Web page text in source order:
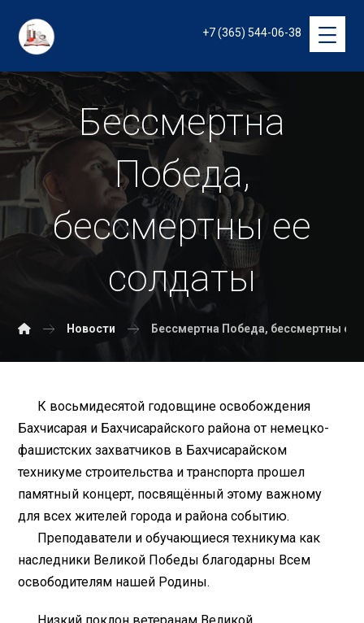
+7 (365) 544-06-38
Бессмертна
Победа,
бессмертны ее
солдаты
Новости Бессмертна Победа, бессмертны ее
К восьмидесятой годовщине освобождения
Бахчисарая и Бахчисарайского района от немецко-
фашистских захватчиков в Бахчисарайском
техникуме строительства и транспорта прошел
памятный концерт, посвящённый этому важному
для всех жителей города и района событию.
Преподаватели и обучающиеся техникума как
наследники Великой Победы благодарны Всем
освободителям нашей Родины.